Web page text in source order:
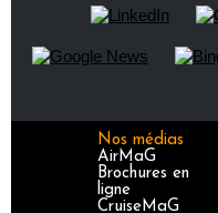
Nos médias
AirMaG
Brochures en
ligne
CruiseMaG